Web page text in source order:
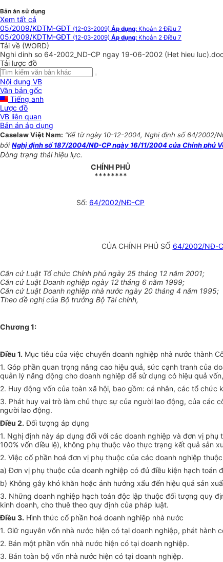
Bản án sử dụng
Xem tất cả
05/2009/KDTM-GĐT (12-03-2009) Áp dụng: Khoản 2 Điều 7
05/2009/KDTM-GĐT (12-03-2009) Áp dụng: Khoản 2 Điều 7
Tải về (WORD)
Nghi dinh so 64-2002_ND-CP ngay 19-06-2002 (Het hieu luc).doc
Tải lược đồ
Nội dung VB
Văn bản gốc
Tiếng anh
Lược đồ
VB liên quan
Bản án áp dụng
Caselaw Việt Nam: “Kể từ ngày 10-12-2004, Nghị định số 64/2002/
bởi Nghị định số 187/2004/NĐ-CP ngày 16/11/2004 của Chính phủ
Dòng trạng thái hiệu lực.
CHÍNH PHỦ
********
Số: 64/2002/NĐ-CP
CỦA CHÍNH PHỦ SỐ 64/2002/NĐ-
Căn cứ Luật Tổ chức Chính phủ ngày 25 tháng 12 năm 2001;
Căn cứ Luật Doanh nghiệp ngày 12 tháng 6 năm 1999;
Căn cứ Luật Doanh nghiệp nhà nước ngày 20 tháng 4 năm 1995;
Theo đề nghị của Bộ trưởng Bộ Tài chính,
Chương 1:
Điều 1. Mục tiêu của việc chuyển doanh nghiệp nhà nước thành
1. Góp phần quan trọng nâng cao hiệu quả, sức cạnh tranh của
quản lý năng động cho doanh nghiệp để sử dụng có hiệu quả
2. Huy động vốn của toàn xã hội, bao gồm: cá nhân, các tổ
3. Phát huy vai trò làm chủ thực sự của người lao động, của các
người lao động.
Điều 2. Đối tượng áp dụng
1. Nghị định này áp dụng đối với các doanh nghiệp và đơn vị
100% vốn điều lệ), không phụ thuộc vào thực trạng kết quả sản
2. Việc cổ phần hoá đơn vị phụ thuộc của các doanh nghiệp
a) Đơn vị phụ thuộc của doanh nghiệp có đủ điều kiện hạch toán
b) Không gây khó khăn hoặc ảnh hưởng xấu đến hiệu quả sản
3. Những doanh nghiệp hạch toán độc lập thuộc đối tượng quy
kinh doanh, cho thuê theo quy định của pháp luật.
Điều 3. Hình thức cổ phần hoá doanh nghiệp nhà nước
1. Giữ nguyên vốn nhà nước hiện có tại doanh nghiệp, phát hành
2. Bán một phần vốn nhà nước hiện có tại doanh nghiệp.
3. Bán toàn bộ vốn nhà nước hiện có tại doanh nghiệp.